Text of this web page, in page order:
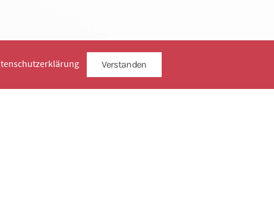
Verstanden